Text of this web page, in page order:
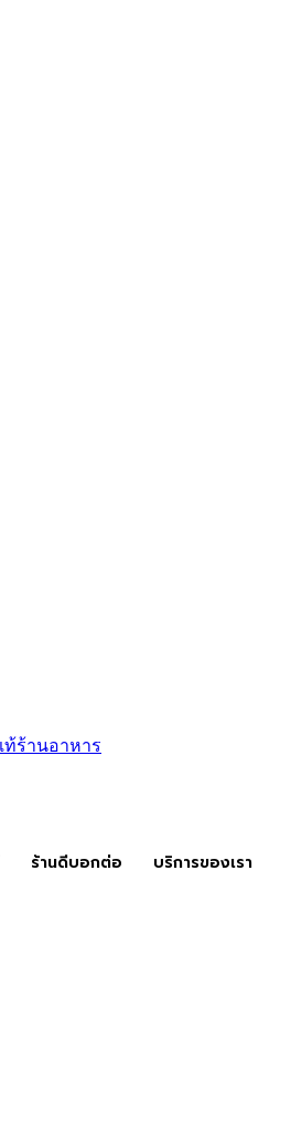
ร้านดีบอกต่อ บริการของเรา